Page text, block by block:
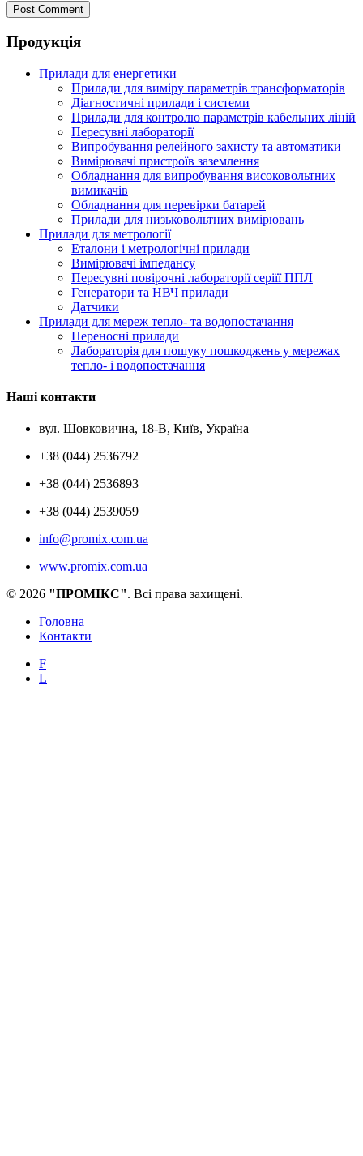
Продукція
Прилади для енергетики
Прилади для виміру параметрів трансформаторів
Діагностичні прилади і системи
Прилади для контролю параметрів кабельних ліній
Пересувні лабораторії
Випробування релейного захисту та автоматики
Вимірювачі пристроїв заземлення
Обладнання для випробування високовольтних
вимикачів
Обладнання для перевірки батарей
Прилади для низьковольтних вимірювань
Прилади для метрології
Еталони і метрологічні прилади
Вимірювачі імпедансу
Пересувні повірочні лабораторії серіїї ППЛ
Генератори та НВЧ прилади
Датчики
Прилади для мереж тепло- та водопостачання
Переносні прилади
Лабораторія для пошуку пошкоджень у мережах
тепло- і водопостачання
Наші контакти
вул. Шовковична, 18-В, Київ, Україна
+38 (044) 2536792
+38 (044) 2536893
+38 (044) 2539059
info@promix.com.ua
www.promix.com.ua
© 2026 "ПРОМІКС". Всі права захищені.
Головна
Контакти
F
L